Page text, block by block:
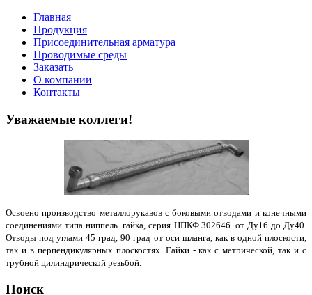
Главная
Продукция
Присоединительная арматура
Проводимые среды
Заказать
О компании
Контакты
Уважаемые коллеги!
Освоено производство металлорукавов с боковыми отводами и конечными
соединениями типа ниппель+гайка, серия НПКФ.302646. от Ду16 до Ду40.
Отводы под углами 45 град, 90 град от оси шланга, как в одной плоскости,
так и в перпендикулярных плоскостях. Гайки - как с метрической, так и с
трубной цилиндрической резьбой.
Поиск